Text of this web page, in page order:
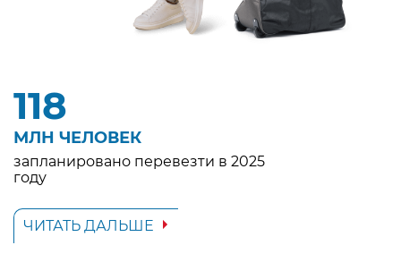
ЧИТАТЬ ДАЛЬШЕ
118
МЛН ЧЕЛОВЕК
запланировано перевезти в 2025
году